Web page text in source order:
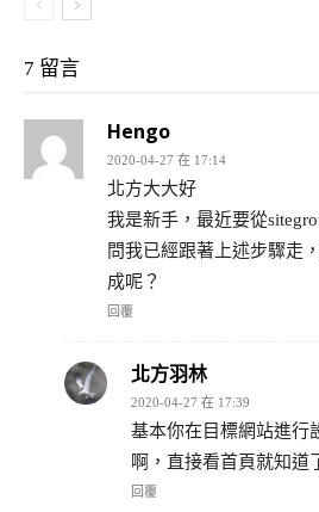
7 留言
Hengo
2020-04-27 在 17:14
北方大大好
我是新手，最近要從
問我已經跟著上述步驟走
成呢？
回覆
北方羽林
2020-04-27 在 17:39
基本你在目標網站進行
啊，直接看首頁就知道
回覆